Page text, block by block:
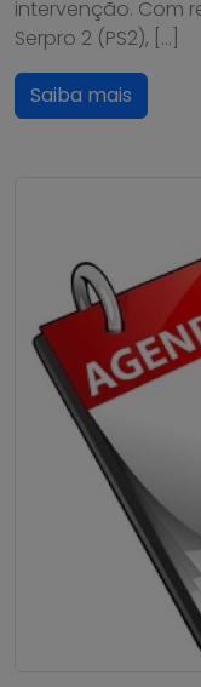
intervenção. Com
Serpro 2 (PS2), […]
Saiba mais